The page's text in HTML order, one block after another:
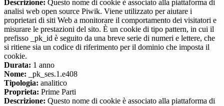
Descrizione: Questo nome di cookie è associato alla piattaforma di
analisi web open source Piwik. Viene utilizzato per aiutare i
proprietari di siti Web a monitorare il comportamento dei visitatori e
misurare le prestazioni del sito. È un cookie di tipo pattern, in cui il
prefisso _pk_id è seguito da una breve serie di numeri e lettere, che
si ritiene sia un codice di riferimento per il dominio che imposta il
cookie.
Durata: 1 anno
Nome: _pk_ses.1.e408
Tipologia: analitico
Proprieta: Prime Parti
Descrizione: Questo nome di cookie è associato alla piattaforma di